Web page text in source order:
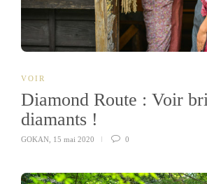
VOIR
Diamond Route : Voir
diamants !
GOKAN 15 mai 2020 0